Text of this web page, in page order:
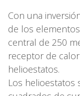
Con una
de los
central de 250
receptor de
helioestatos.
Los helioestatos